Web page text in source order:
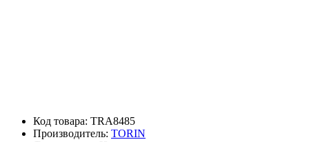
Код товара: TRA8485
Производитель: TORIN